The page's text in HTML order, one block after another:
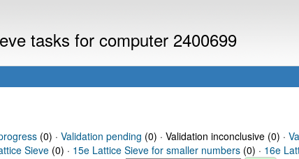
tasks for computer 2400699
(0) · Validation pending (0) · Validation inconclusive (0) ·
Sieve (0) · 15e Lattice Sieve for smaller numbers (0) · 16e